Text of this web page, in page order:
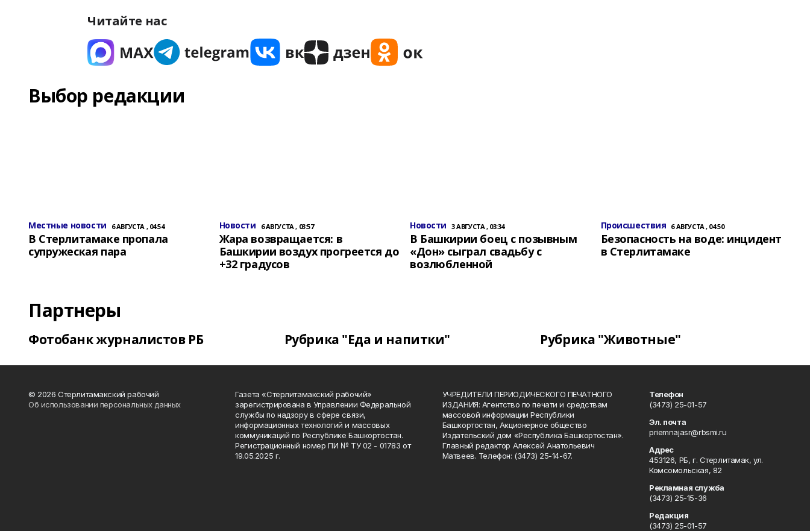
Читайте нас
Выбор редакции
Местные новости 6 АВГУСТА , 04:54
В Стерлитамаке пропала
супружеская пара
Новости 6 АВГУСТА , 03:57
Жара возвращается: в
Башкирии воздух прогреется до
+32 градусов
Новости 3 АВГУСТА , 03:34
В Башкирии боец с позывным
«Дон» сыграл свадьбу с
возлюбленной
Происшествия 6 АВГУСТА , 04:50
Безопасность на воде: инцидент
в Стерлитамаке
Партнеры
Фотобанк журналистов РБ Рубрика "Еда и напитки" Рубрика "Животные"
© 2026 Стерлитамакский рабочий
Об использовании персональных данных
Газета «Стерлитамакский рабочий»
зарегистрирована в Управлении Федеральной
службы по надзору в сфере связи,
информационных технологий и массовых
коммуникаций по Республике Башкортостан.
Регистрационный номер ПИ № ТУ 02 - 01783 от
19.05.2025 г.
УЧРЕДИТЕЛИ ПЕРИОДИЧЕСКОГО ПЕЧАТНОГО
ИЗДАНИЯ: Агентство по печати и средствам
массовой информации Республики
Башкортостан, Акционерное общество
Издательский дом «Республика Башкортостан».
Главный редактор Алексей Анатольевич
Матвеев. Телефон: (3473) 25-14-67.
Телефон
(3473) 25-01-57
Эл. почта
priemnajasr@rbsmi.ru
Адрес
453126, РБ, г. Стерлитамак, ул.
Комсомольская, 82
Рекламная служба
(3473) 25-15-36
Редакция
(3473) 25-01-57